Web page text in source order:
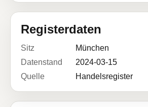
Registerdaten
Sitz
München
Datenstand
2024-03-15
Quelle
Handelsregister